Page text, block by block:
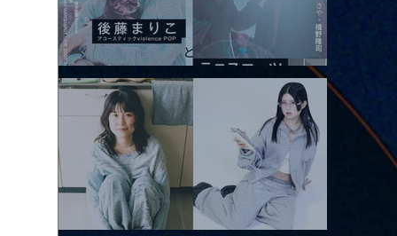
2026.08.10 |【観覧】「巷のmyストーリー/風の憶測1～後藤まりこ
アコースティックviolence POPとテニスコーツ」